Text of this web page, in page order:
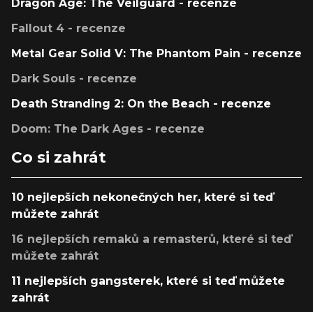
Dragon Age: The Veilguard - recenze
Fallout 4 - recenze
Metal Gear Solid V: The Phantom Pain - recenze
Dark Souls - recenze
Death Stranding 2: On the Beach - recenze
Doom: The Dark Ages - recenze
Co si zahrát
10 nejlepších nekonečných her, které si teď
můžete zahrát
16 nejlepších remaků a remasterů, které si teď
můžete zahrát
11 nejlepších gangsterek, které si teď můžete
zahrát